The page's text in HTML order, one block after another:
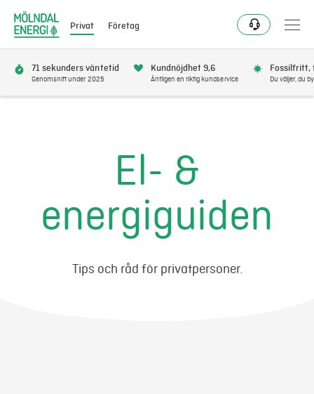
Privat Företag
Se avbrott
Få bonus
71 sekunders väntetid
Genomsnitt under 2025
Kundnöjdhet 9,6
Äntligen en riktig kundservice
Fossilfritt,
Du väljer, du
El- &
energiguiden
Tips och råd för privatpersoner.